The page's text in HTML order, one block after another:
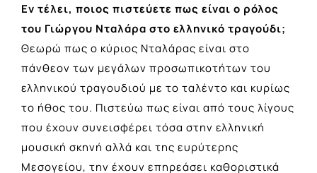
Εν τέλει, ποιος πιστεύετε πως είναι ο ρόλος
του Γιώργου Νταλάρα στο ελληνικό τραγούδι;
Θεωρώ πως ο κύριος Νταλάρας είναι στο
πάνθεον των μεγάλων προσωπικοτήτων του
ελληνικού τραγουδιού με το ταλέντο και κυρίως
το ήθος του. Πιστεύω πως είναι από τους λίγους
που έχουν συνεισφέρει τόσα στην ελληνική
μουσική σκηνή αλλά και της ευρύτερης
Μεσογείου, την έχουν επηρεάσει καθοριστικά